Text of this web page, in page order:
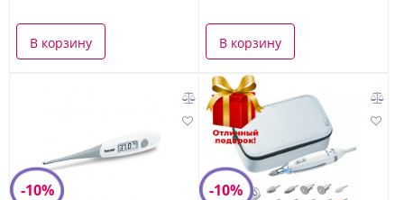
В корзину В корзину
-10% -10%